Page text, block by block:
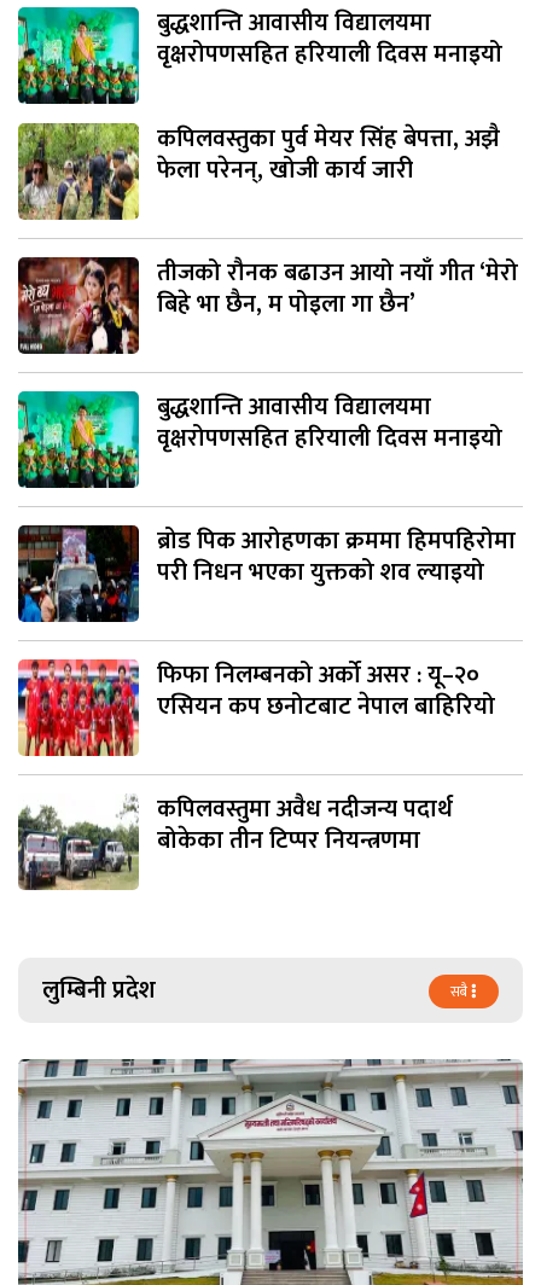
बुद्धशान्ति आवासीय विद्यालयमा
वृक्षरोपणसहित हरियाली दिवस मनाइयो
कपिलवस्तुका पुर्व मेयर सिंह बेपत्ता, अझै
फेला परेनन्, खोजी कार्य जारी
तीजको रौनक बढाउन आयो नयाँ गीत ‘मेरो
बिहे भा छैन, म पोइला गा छैन’
बुद्धशान्ति आवासीय विद्यालयमा
वृक्षरोपणसहित हरियाली दिवस मनाइयो
ब्रोड पिक आरोहणका क्रममा हिमपहिरोमा
परी निधन भएका युक्तको शव ल्याइयो
फिफा निलम्बनको अर्को असर : यू–२०
एसियन कप छनोटबाट नेपाल बाहिरियो
कपिलवस्तुमा अवैध नदीजन्य पदार्थ
बोकेका तीन टिप्पर नियन्त्रणमा
लुम्बिनी प्रदेश सबै